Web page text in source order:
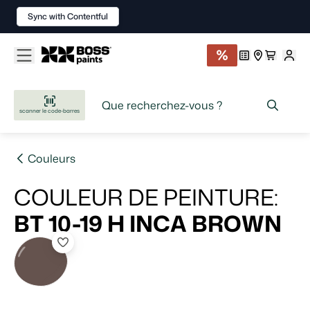
scanner le code-barres
Couleurs
COULEUR DE PEINTURE:
BT 10-19 H INCA BROWN
Sync with Contentful